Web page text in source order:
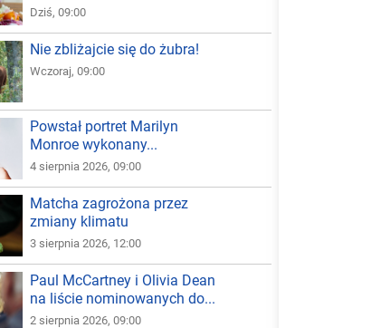
Dziś, 09:00
Nie zbliżajcie się do żubra!
Wczoraj, 09:00
Powstał portret Marilyn
Monroe wykonany...
4 sierpnia 2026, 09:00
Matcha zagrożona przez
zmiany klimatu
3 sierpnia 2026, 12:00
Paul McCartney i Olivia Dean
na liście nominowanych do...
2 sierpnia 2026, 09:00